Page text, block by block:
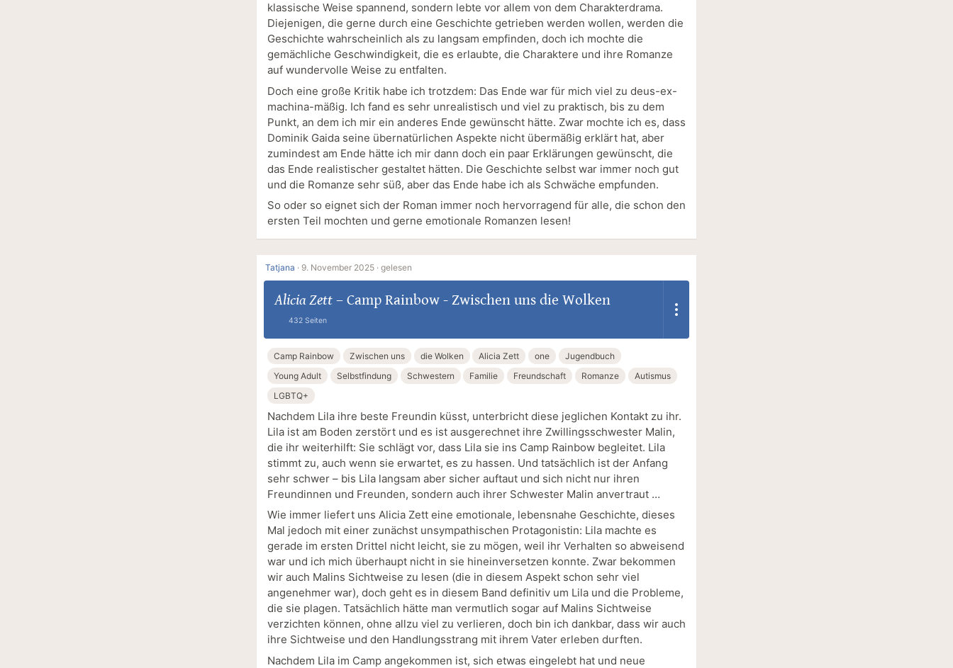
klassische Weise spannend, sondern lebte vor allem von dem Charakterdrama.
Diejenigen, die gerne durch eine Geschichte getrieben werden wollen, werden die
Geschichte wahrscheinlich als zu langsam empfinden, doch ich mochte die
gemächliche Geschwindigkeit, die es erlaubte, die Charaktere und ihre Romanze
auf wundervolle Weise zu entfalten.
Doch eine große Kritik habe ich trotzdem: Das Ende war für mich viel zu deus-ex-
machina-mäßig. Ich fand es sehr unrealistisch und viel zu praktisch, bis zu dem
Punkt, an dem ich mir ein anderes Ende gewünscht hätte. Zwar mochte ich es, dass
Dominik Gaida seine übernatürlichen Aspekte nicht übermäßig erklärt hat, aber
zumindest am Ende hätte ich mir dann doch ein paar Erklärungen gewünscht, die
das Ende realistischer gestaltet hätten. Die Geschichte selbst war immer noch gut
und die Romanze sehr süß, aber das Ende habe ich als Schwäche empfunden.
So oder so eignet sich der Roman immer noch hervorragend für alle, die schon den
ersten Teil mochten und gerne emotionale Romanzen lesen!
Tatjana · 9. November 2025 · gelesen
Alicia Zett– Camp Rainbow - Zwischen uns die Wolken
432 Seiten
Camp Rainbow Zwischen uns die Wolken Alicia Zett one
Jugendbuch
Young Adult
Selbstfindung Schwestern Familie Freundschaft Romanze
Autismus
LGBTQ+
Nachdem Lila ihre beste Freundin küsst, unterbricht diese jeglichen Kontakt zu ihr.
Lila ist am Boden zerstört und es ist ausgerechnet ihre Zwillingsschwester Malin,
die ihr weiterhilft: Sie schlägt vor, dass Lila sie ins Camp Rainbow begleitet. Lila
stimmt zu, auch wenn sie erwartet, es zu hassen. Und tatsächlich ist der Anfang
sehr schwer – bis Lila langsam aber sicher auftaut und sich nicht nur ihren
Freundinnen und Freunden, sondern auch ihrer Schwester Malin anvertraut …
Wie immer liefert uns Alicia Zett eine emotionale, lebensnahe Geschichte, dieses
Mal jedoch mit einer zunächst unsympathischen Protagonistin: Lila machte es
gerade im ersten Drittel nicht leicht, sie zu mögen, weil ihr Verhalten so abweisend
war und ich mich überhaupt nicht in sie hineinversetzen konnte. Zwar bekommen
wir auch Malins Sichtweise zu lesen (die in diesem Aspekt schon sehr viel
angenehmer war), doch geht es in diesem Band definitiv um Lila und die Probleme,
die sie plagen. Tatsächlich hätte man vermutlich sogar auf Malins Sichtweise
verzichten können, ohne allzu viel zu verlieren, doch bin ich dankbar, dass wir auch
ihre Sichtweise und den Handlungsstrang mit ihrem Vater erleben durften.
Nachdem Lila im Camp angekommen ist, sich etwas eingelebt hat und neue